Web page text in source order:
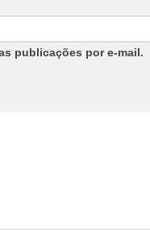
publicações por e-mail.